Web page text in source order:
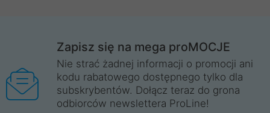
Zapisz się na mega proMOCJE
Nie strać żadnej informacji o promocji ani
kodu rabatowego dostępnego tylko dla
subskrybentów. Dołącz teraz do grona
odbiorców newslettera ProLine!